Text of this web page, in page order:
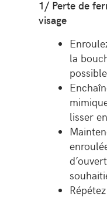
1/ Perte de
visage
la
Enchaî
lisser
enroulé
Répé